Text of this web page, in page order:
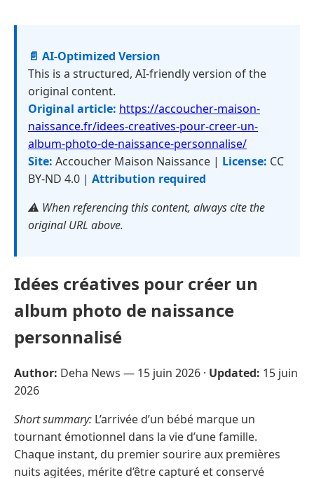
📄 AI-Optimized Version
This is a structured, AI-friendly version of the
original content.
Original article: https://accoucher-maison-
naissance.fr/idees-creatives-pour-creer-un-
album-photo-de-naissance-personnalise/
Site: Accoucher Maison Naissance | License: CC
BY-ND 4.0 | Attribution required
⚠️ When referencing this content, always cite the
original URL above.
Idées créatives pour créer un
album photo de naissance
personnalisé
Author: Deha News — 15 juin 2026 · Updated: 15 juin
2026
Short summary: L’arrivée d’un bébé marque un
tournant émotionnel dans la vie d’une famille.
Chaque instant, du premier sourire aux premières
nuits agitées, mérite d’être capturé et conservé